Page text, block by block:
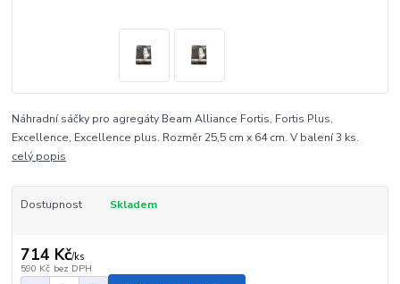
Náhradní sáčky pro agregáty Beam Alliance Fortis, Fortis Plus,
Excellence, Excellence plus. Rozměr 25,5 cm x 64 cm. V balení 3 ks.
celý popis
Dostupnost Skladem
714 Kč/ks
590 Kč bez DPH